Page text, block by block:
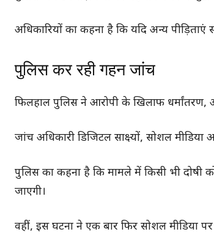
अधिकारियों का कहना है कि यदि अन्य
पुलिस कर रही गहन जांच
फिलहाल पुलिस ने आरोपी के खिलाफ धर्मांतरण,
जांच अधिकारी डिजिटल साक्ष्यों, सोशल
पुलिस का कहना है कि मामले में किसी भी दोषी
जाएगी।
वहीं, इस घटना ने एक बार फिर सोशल मीडिया